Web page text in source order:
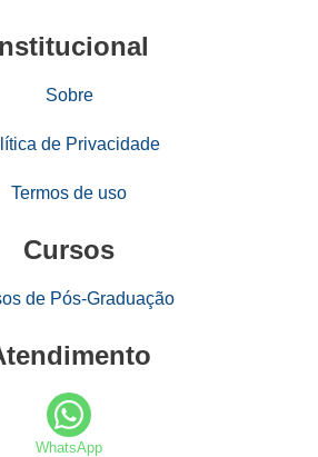
Sobre
de Privacidade
Termos de uso
Cursos
de Pós-Graduação
WhatsApp